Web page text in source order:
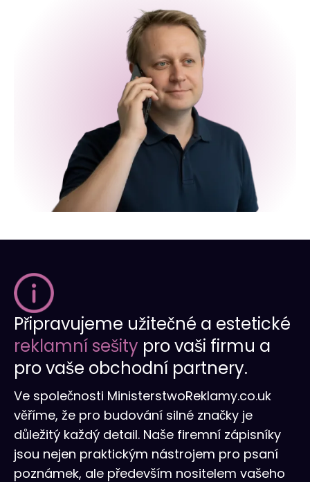
Připravujeme užitečné a estetické
reklamní sešity pro vaši firmu a
pro vaše obchodní partnery.
Ve společnosti MinisterstwoReklamy.co.uk
věříme, že pro budování silné značky je
důležitý každý detail. Naše firemní zápisníky
jsou nejen praktickým nástrojem pro psaní
poznámek, ale především nositelem vašeho